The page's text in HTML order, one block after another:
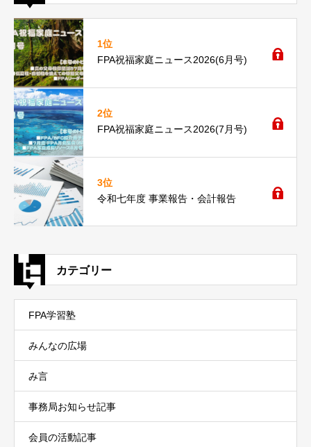
1位
FPA祝福家庭ニュース2026(6月号)
2位
FPA祝福家庭ニュース2026(7月号)
3位
令和七年度 事業報告・会計報告
カテゴリー
FPA学習塾
みんなの広場
み言
事務局お知らせ記事
会員の活動記事